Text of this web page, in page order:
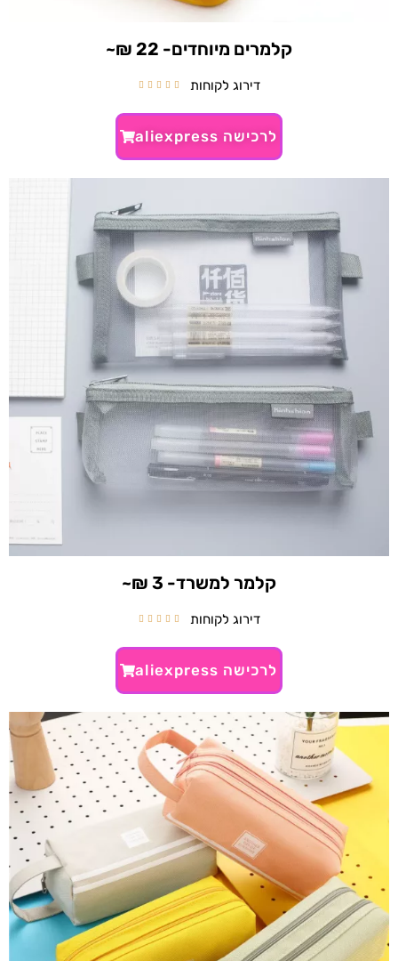
קלמרים מיוחדים- 22 ₪~
דירוג לקוחות 




לרכישה aliexpress
קלמר למשרד- 3 ₪~
דירוג לקוחות 




לרכישה aliexpress